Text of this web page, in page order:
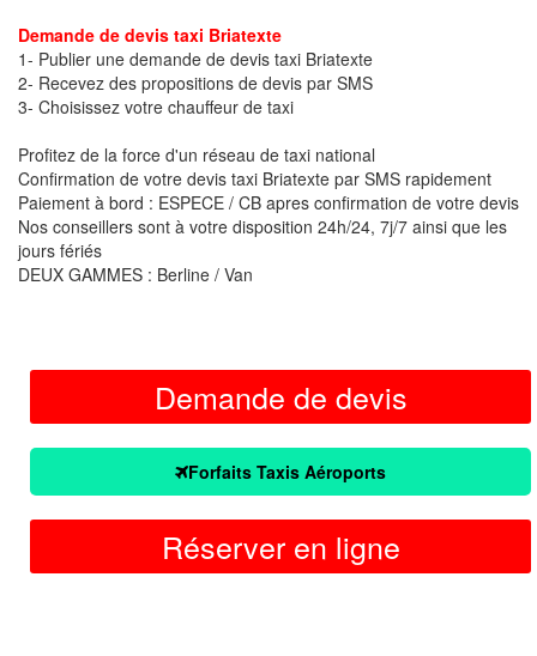
Demande de devis taxi Briatexte
1- Publier une demande de devis taxi Briatexte
2- Recevez des propositions de devis par SMS
3- Choisissez votre chauffeur de taxi
Profitez de la force d'un réseau de taxi national
Confirmation de votre devis taxi Briatexte par SMS rapidement
Paiement à bord : ESPECE / CB apres confirmation de votre devis
Nos conseillers sont à votre disposition 24h/24, 7j/7 ainsi que les
jours fériés
DEUX GAMMES : Berline / Van
Demande de devis
Forfaits Taxis Aéroports
Réserver en ligne